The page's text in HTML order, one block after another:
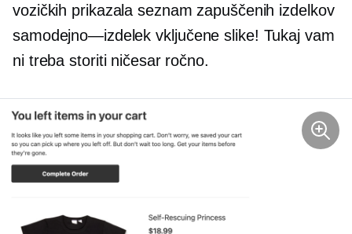
vozičkih prikazala seznam zapuščenih izdelkov
samodejno—izdelek vključene slike! Tukaj vam
ni treba storiti ničesar ročno.